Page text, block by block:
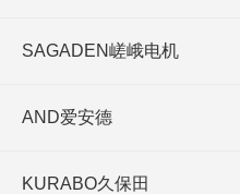
SAGADEN嵯峨电机
AND爱安德
KURABO久保田